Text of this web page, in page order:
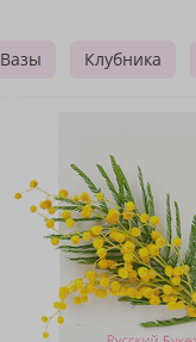
Вазы Клубника